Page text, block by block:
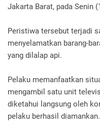
Jakarta Barat, pada Senin
Peristiwa tersebut terjadi
menyelamatkan barang-
yang dilalap api.
Pelaku memanfaatkan
mengambil satu unit
diketahui langsung oleh
pelaku berhasil diamankan.